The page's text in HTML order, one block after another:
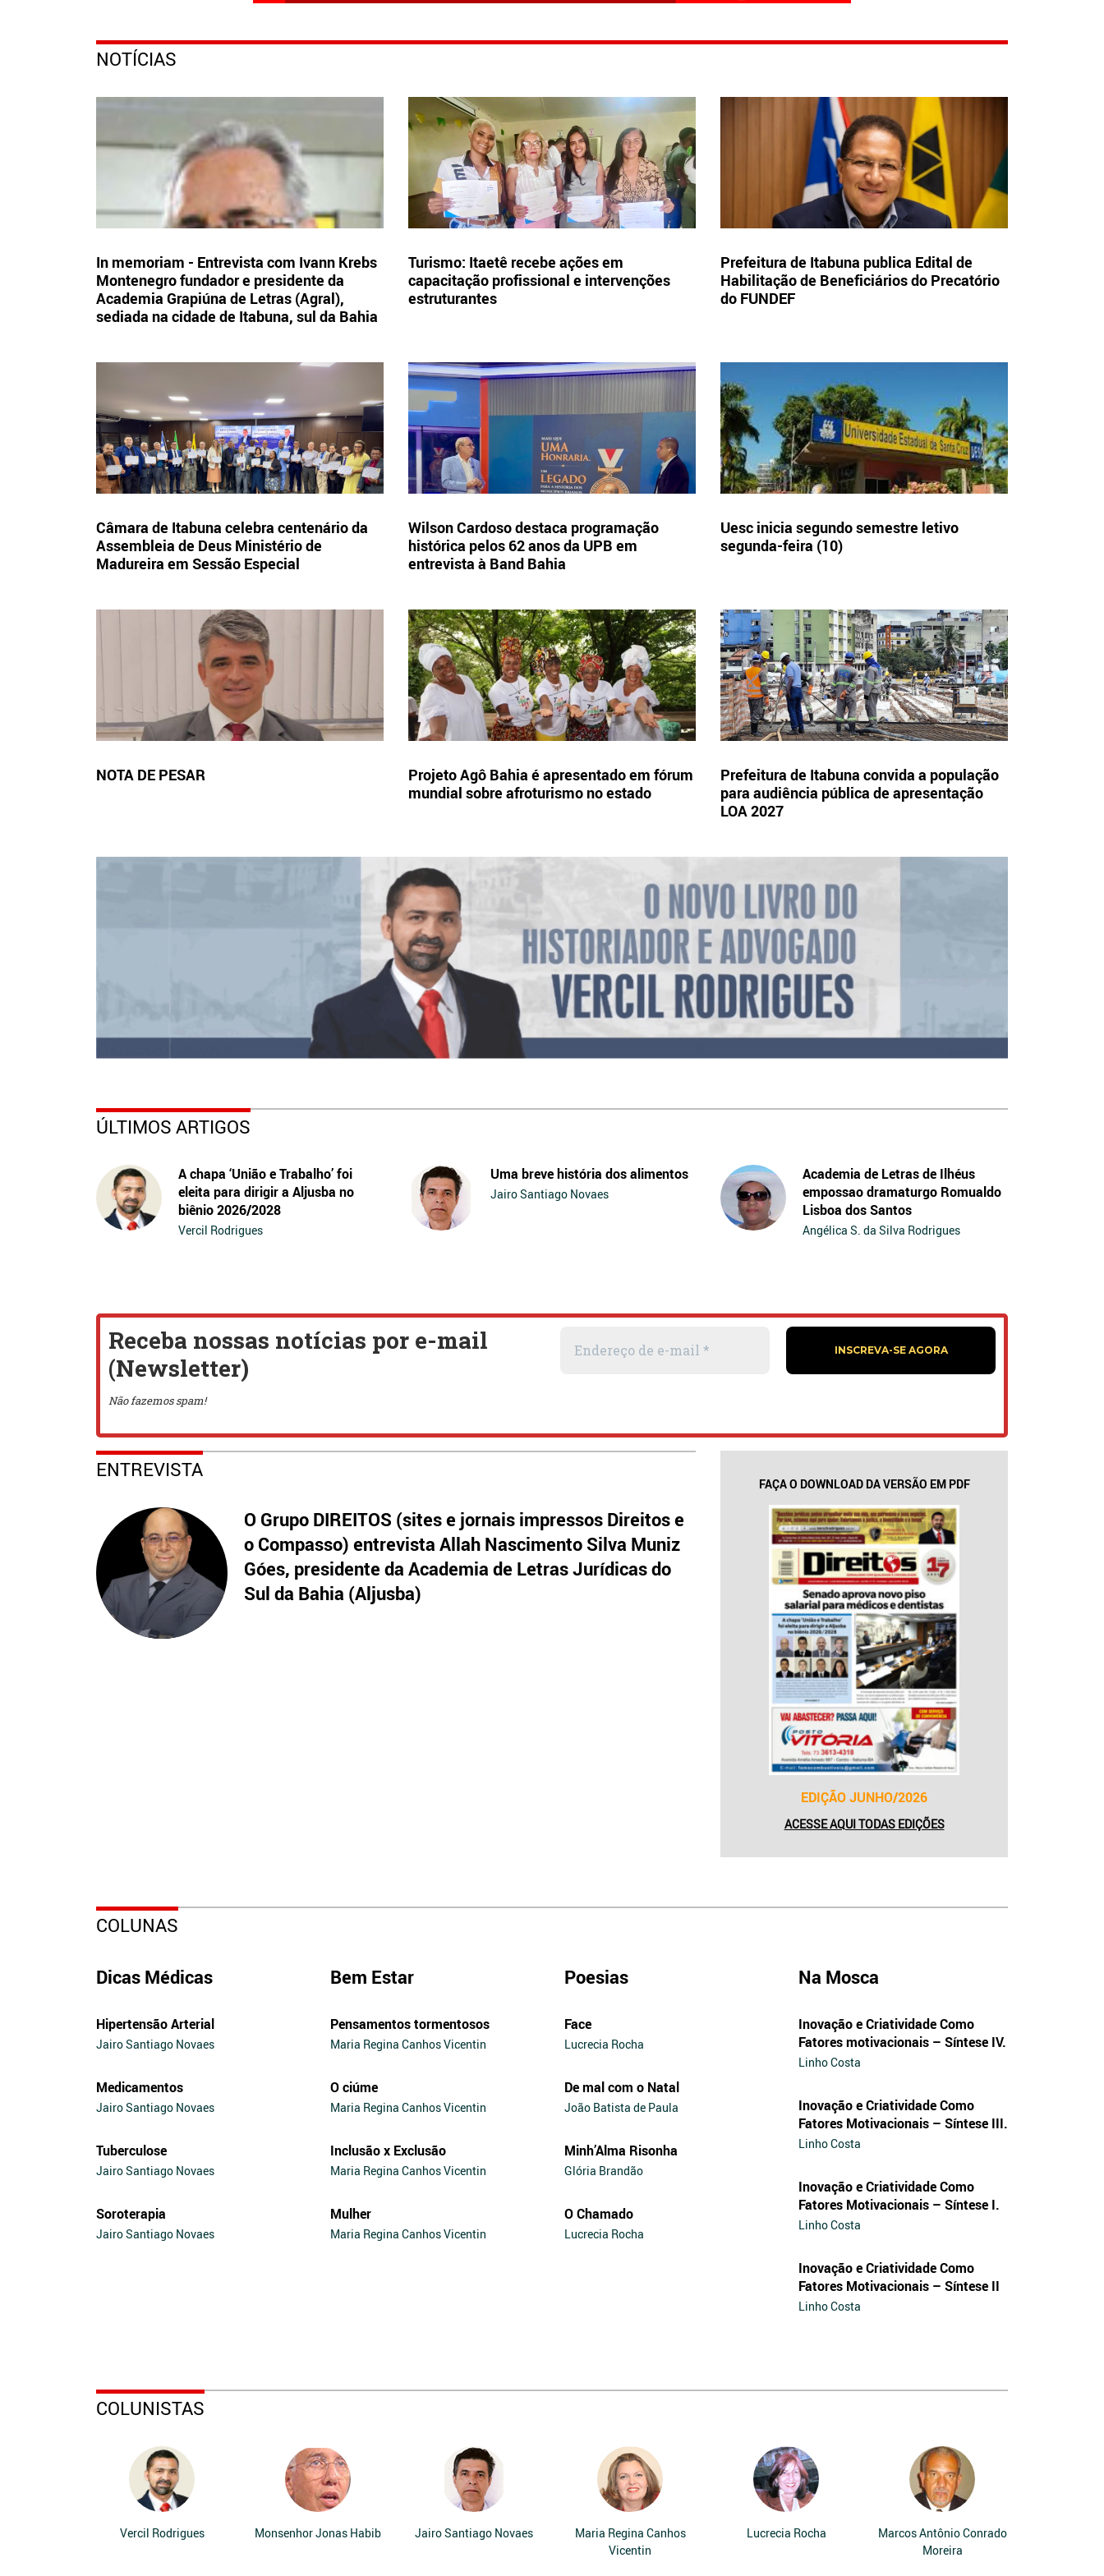
NOTÍCIAS
In memoriam - Entrevista com Ivann Krebs
Montenegro fundador e presidente da
Academia Grapiúna de Letras (Agral),
sediada na cidade de Itabuna, sul da Bahia
Turismo: Itaetê recebe ações em
capacitação profissional e intervenções
estruturantes
Prefeitura de Itabuna publica Edital de
Habilitação de Beneficiários do Precatório
do FUNDEF
Câmara de Itabuna celebra centenário da
Assembleia de Deus Ministério de
Madureira em Sessão Especial
Wilson Cardoso destaca programação
histórica pelos 62 anos da UPB em
entrevista à Band Bahia
Uesc inicia segundo semestre letivo
segunda-feira (10)
NOTA DE PESAR
Projeto Agô Bahia é apresentado em fórum
mundial sobre afroturismo no estado
Prefeitura de Itabuna convida a população
para audiência pública de apresentação
LOA 2027
ÚLTIMOS ARTIGOS
A chapa ‘União e Trabalho’ foi
eleita para dirigir a Aljusba no
biênio 2026/2028
Vercil Rodrigues
Uma breve história dos alimentos
Jairo Santiago Novaes
Academia de Letras de Ilhéus
empossao dramaturgo Romualdo
Lisboa dos Santos
Angélica S. da Silva Rodrigues
ENTREVISTA
O Grupo DIREITOS (sites e jornais impressos Direitos e
o Compasso) entrevista Allah Nascimento Silva Muniz
Góes, presidente da Academia de Letras Jurídicas do
Sul da Bahia (Aljusba)
FAÇA O DOWNLOAD DA VERSÃO EM PDF
EDIÇÃO JUNHO/2026
ACESSE AQUI TODAS EDIÇÕES
COLUNAS
Dicas Médicas
Hipertensão Arterial
Jairo Santiago Novaes
Medicamentos
Jairo Santiago Novaes
Tuberculose
Jairo Santiago Novaes
Soroterapia
Jairo Santiago Novaes
Bem Estar
Pensamentos tormentosos
Maria Regina Canhos Vicentin
O ciúme
Maria Regina Canhos Vicentin
Inclusão x Exclusão
Maria Regina Canhos Vicentin
Mulher
Maria Regina Canhos Vicentin
Poesias
Face
Lucrecia Rocha
De mal com o Natal
João Batista de Paula
Minh’Alma Risonha
Glória Brandão
O Chamado
Lucrecia Rocha
Na Mosca
Inovação e Criatividade Como
Fatores motivacionais – Síntese IV.
Linho Costa
Inovação e Criatividade Como
Fatores Motivacionais – Síntese III.
Linho Costa
Inovação e Criatividade Como
Fatores Motivacionais – Síntese I.
Linho Costa
Inovação e Criatividade Como
Fatores Motivacionais – Síntese II
Linho Costa
COLUNISTAS
Vercil Rodrigues Monsenhor Jonas Habib Jairo Santiago Novaes
Maria Regina Canhos
Vicentin
Lucrecia Rocha
Marcos Antônio Conrado
Moreira